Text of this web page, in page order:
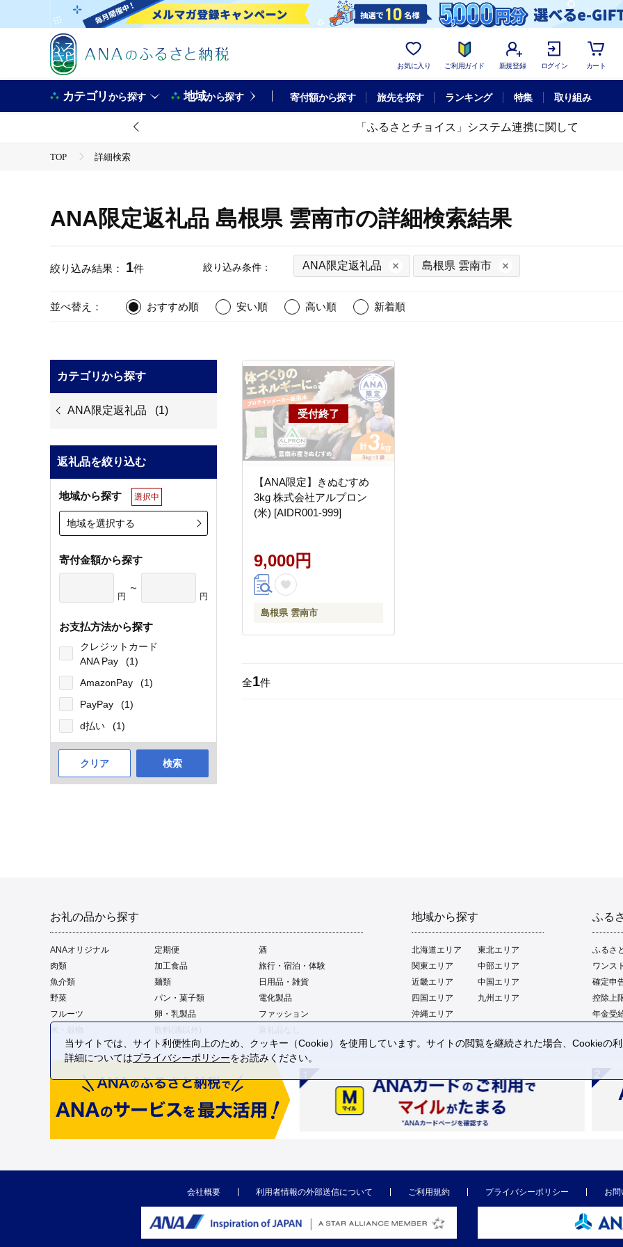
お気に入り ご利用ガイド 新規登録 ログイン カート
カテゴリから探す 地域から探す 寄付額から探す 旅先を探す ランキング 特集 取り組み
「ふるさとチョイス」システム連携に関して
TOP 詳細検索
ANA限定返礼品 島根県 雲南市の詳細検索結果
絞り込み結果： 1件 絞り込み条件： ANA限定返礼品 島根県 雲南市
並べ替え： おすすめ順 安い順 高い順 新着順
カテゴリから探す
ANA限定返礼品 (1)
返礼品を絞り込む
地域から探す 選択中
地域を選択する
寄付金額から探す
円
～
円
お支払方法から探す
クレジットカード
ANA Pay
(1)
AmazonPay
(1)
PayPay
(1)
d払い
(1)
クリア 検索
【ANA限定】きぬむすめ
3kg 株式会社アルプロン
(米) [AIDR001-999]
9,000円
島根県 雲南市
全1件
お礼の品から探す
ANAオリジナル 定期便
酒
肉類
加工食品
旅行・宿泊・体験
魚介類
麺類
日用品・雑貨
野菜
パン・菓子類
電化製品
フルーツ
卵・乳製品
ファッション
米・穀物
地域から探す
北海道エリア
東北エリア
関東エリア
中部エリア
近畿エリア
中国エリア
四国エリア
九州エリア
沖縄エリア
ふる
ふるさ
ワンス
確定申
控除上
年金受
会社概要 利用者情報の外部送信について ご利用規約 プライバシーポリシー お問
当サイトでは、サイト利便性向上のため、クッキー（Cookie）を使用しています。サイトの閲覧を継続された場合、Cookieの
詳細についてはプライバシーポリシーをお読みください。